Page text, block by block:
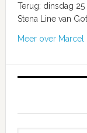
Terug: dinsdag
Stena Line van
Meer over Marcel